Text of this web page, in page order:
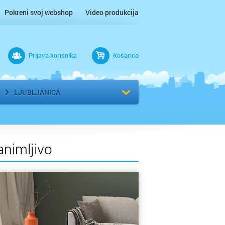
Pokreni svoj webshop Video produkcija
Prijava korisnika Košarica
LJUBLJANICAOdaberi kvart